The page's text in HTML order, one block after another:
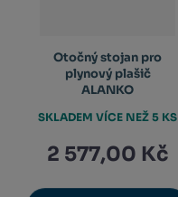
Otočný stojan pro
plynový plašič
ALANKO
2 577,00 Kč
SKLADEM VÍCE NEŽ 5 KS